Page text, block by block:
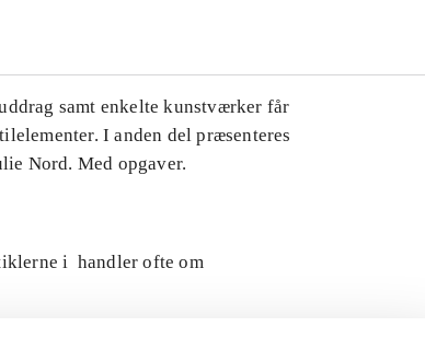
samt enkelte kunstværker får
I anden del præsenteres
Nord. Med opgaver.
i handler ofte om